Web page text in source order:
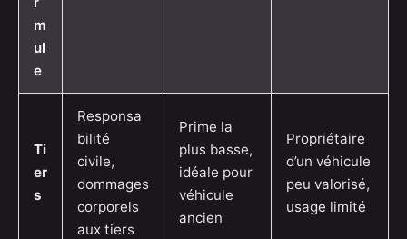
m
ul
e
Ti
er
s
Responsa
bilité
civile,
dommages
corporels
aux tiers
Prime la
plus basse,
idéale pour
véhicule
ancien
Propriétaire
d’un véhicule
peu valorisé,
usage limité